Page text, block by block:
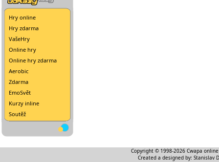
Hry online
Hry zdarma
VašeHry
Online hry
Online hry zdarma
Aerobic
Zdarma
EmoSvět
Kurzy inline
Soutěž
Copyright © 1998-2026 Cwapa
Created a designed by: Stanislav